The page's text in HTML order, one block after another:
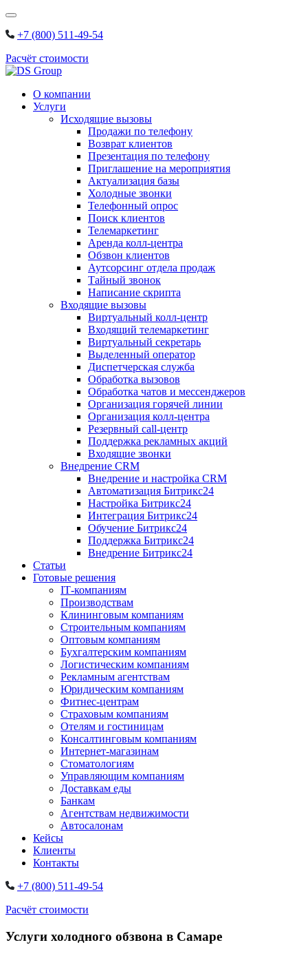
Skip
content
+7 (800) 511-49-54
Расчёт стоимости
О компании
Услуги
Исходящие вызовы
Продажи по телефону
Возврат клиентов
Презентация по телефону
Приглашение на мероприятия
Актуализация базы
Холодные звонки
Телефонный опрос
Поиск клиентов
Телемаркетинг
Аренда колл-центра
Обзвон клиентов
Аутсорсинг отдела продаж
Тайный звонок
Написание скрипта
Входящие вызовы
Виртуальный колл‑центр
Входящий телемаркетинг
Виртуальный секретарь
Выделенный оператор
Диспетчерская служба
Обработка вызовов
Обработка чатов и мессенджеров
Организация горячей линии
Организация колл‑центра
Резервный call‑центр
Поддержка рекламных акций
Входящие звонки
Внедрение CRM
Внедрение и настройка CRM
Автоматизация Битрикс24
Настройка Битрикс24
Интеграция Битрикс24
Обучение Битрикс24
Поддержка Битрикс24
Внедрение Битрикс24
Статьи
Готовые решения
IT‑компаниям
Производствам
Клининговым компаниям
Строительным компаниям
Оптовым компаниям
Бухгалтерским компаниям
Логистическим компаниям
Рекламным агентствам
Юридическим компаниям
Фитнес-центрам
Страховым компаниям
Отелям и гостиницам
Консалтинговым компаниям
Интернет-магазинам
Стоматологиям
Управляющим компаниям
Доставкам еды
Банкам
Агентствам недвижимости
Автосалонам
Кейсы
Клиенты
Контакты
+7 (800) 511-49-54
Расчёт стоимости
Услуги холодного обзвона в Самаре